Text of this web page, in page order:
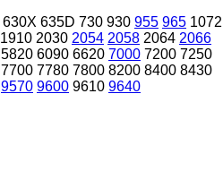
630X 635D 730 930 955 965 1072
1910 2030 2054 2058 2064 2066
5820 6090 6620 7000 7200 7250
7700 7780 7800 8200 8400 8430
9570 9600 9610 9640